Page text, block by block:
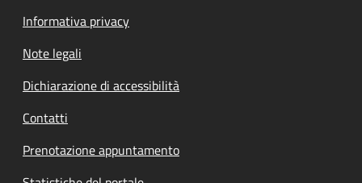
Informativa privacy
Note legali
Dichiarazione di accessibilità
Contatti
Prenotazione appuntamento